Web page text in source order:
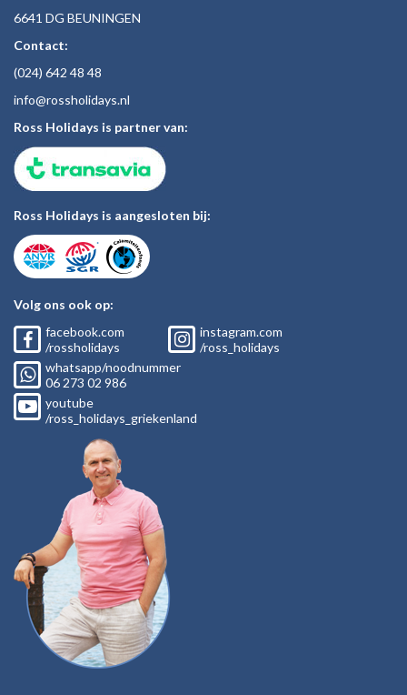
6641 DG BEUNINGEN
Contact:
(024) 642 48 48
info@rossholidays.nl
Ross Holidays is partner van:
Ross Holidays is aangesloten bij:
Volg ons ook op:
facebook.com
/rossholidays
instagram.com
/ross_holidays
whatsapp/noodnummer
06 273 02 986
youtube
/ross_holidays_griekenland